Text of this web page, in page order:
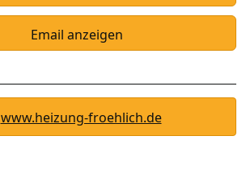
Email anzeigen
www.heizung-froehlich.de